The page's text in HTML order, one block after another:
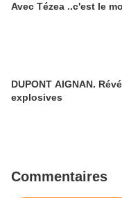
Avec Tézea ..c'est le
DUPONT AIGNAN. Révélations
explosives
Commentaires